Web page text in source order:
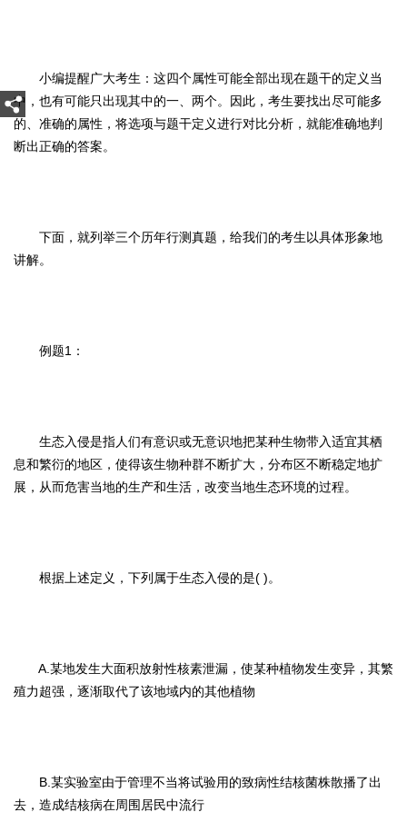
小编提醒广大考生：这四个属性可能全部出现在题干的定义当
中，也有可能只出现其中的一、两个。因此，考生要找出尽可能多
的、准确的属性，将选项与题干定义进行对比分析，就能准确地判
断出正确的答案。
下面，就列举三个历年行测真题，给我们的考生以具体形象地
讲解。
例题1：
生态入侵是指人们有意识或无意识地把某种生物带入适宜其栖
息和繁衍的地区，使得该生物种群不断扩大，分布区不断稳定地扩
展，从而危害当地的生产和生活，改变当地生态环境的过程。
根据上述定义，下列属于生态入侵的是( )。
A.某地发生大面积放射性核素泄漏，使某种植物发生变异，其繁
殖力超强，逐渐取代了该地域内的其他植物
B.某实验室由于管理不当将试验用的致病性结核菌株散播了出
去，造成结核病在周围居民中流行